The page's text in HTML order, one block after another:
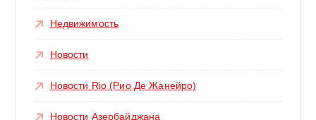
Недвижимость
Новости
Новости Rio (Рио Де Жанейро)
Новости Азербайджана